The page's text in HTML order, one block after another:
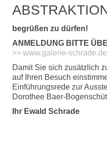
begrüßen zu dürfen!
ANMELDUNG BITTE
>> www.galerie-schrade.de
Damit Sie sich zusätzlich
auf Ihren Besuch
Einführungsrede zur
Dorothee Baer-
Ihr Ewald Schrade